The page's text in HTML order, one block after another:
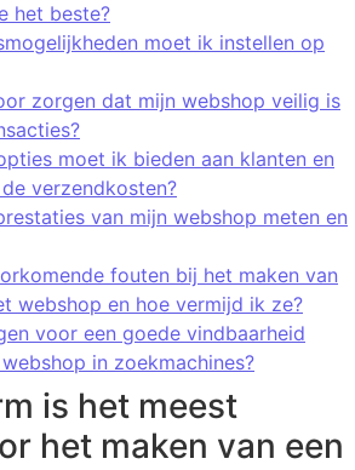
het beste?
moet ik instellen op
zorgen dat mijn webshop veilig is
moet ik bieden aan klanten en
verzendkosten?
van mijn webshop meten en
fouten bij het maken van
webshop en hoe vermijd ik ze?
voor een goede vindbaarheid
in zoekmachines?
is het meest
het maken van een